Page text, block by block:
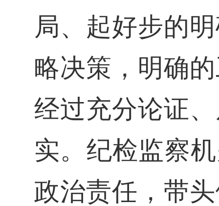
局、起好步的
略决策，明确
经过充分论证
实。纪检监察
政治责任，带